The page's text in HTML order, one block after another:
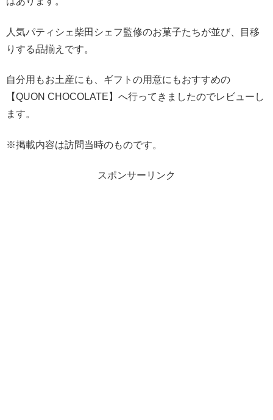
人気パティシェ柴田シェフ監修のお菓子たちが並び、目移
りする品揃えです。
自分用もお土産にも、ギフトの用意にもおすすめの
【QUON CHOCOLATE】へ行ってきましたのでレビューし
ます。
※掲載内容は訪問当時のものです。
スポンサーリンク